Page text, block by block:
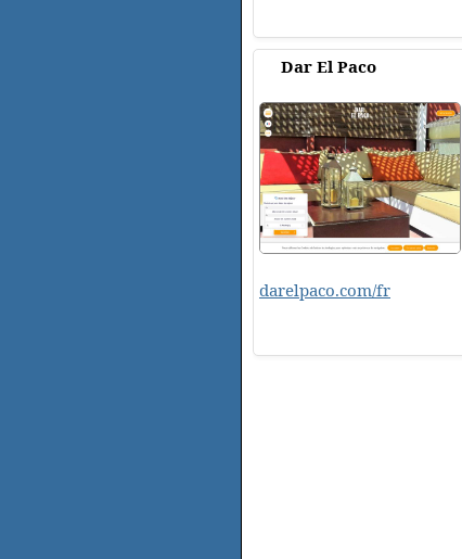
Dar El Paco
darelpaco.com/fr